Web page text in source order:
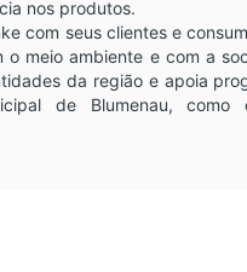
nos produtos.
com seus clientes e
o meio ambiente e com a
da região e apoia
de Blumenau, como